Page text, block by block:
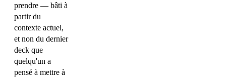
prendre — bâti à
partir du
contexte actuel,
et non du dernier
deck que
quelqu'un a
pensé à mettre à